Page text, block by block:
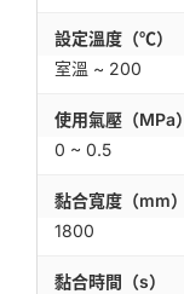
設定溫度（℃）
室溫 ~ 200
使用氣壓（MPa）
0 ~ 0.5
黏合寬度（mm）
1800
黏合時間（s）